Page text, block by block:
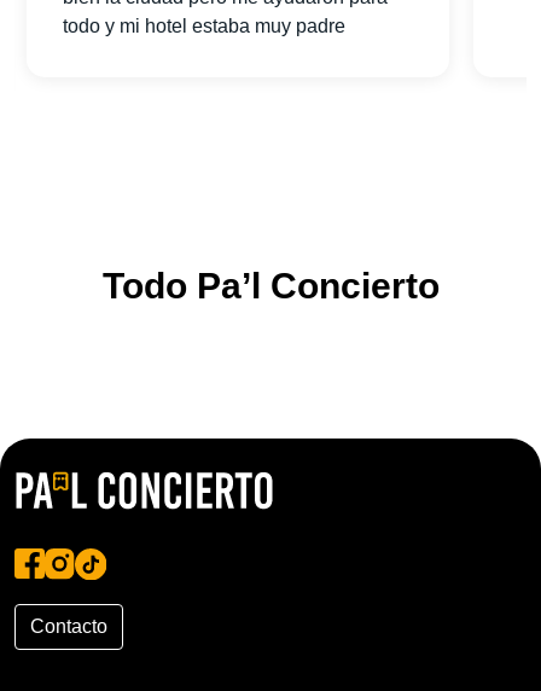
todo y mi hotel estaba muy padre
Todo Pa’l Concierto
Contacto